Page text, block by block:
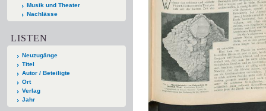
Musik und Theater
Nachlässe
LISTEN
Neuzugänge
Titel
Autor / Beteiligte
Ort
Verlag
Jahr